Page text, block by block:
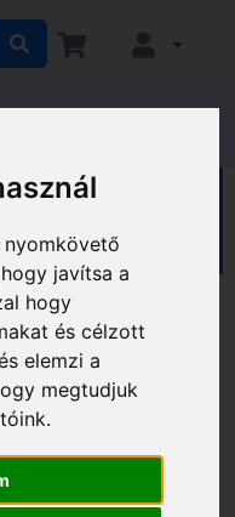
javítsa a
hogy
és célzott
elemzi a
megtudjuk
Kaputechnika